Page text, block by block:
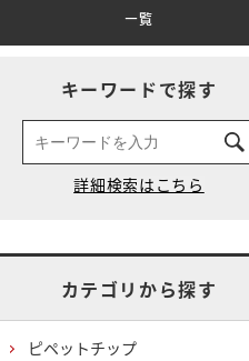
一覧
キーワードで探す
カテゴリから探す
ピペットチップ